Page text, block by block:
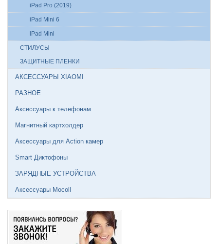
iPad Pro (2019)
iPad Mini 6
iPad Mini
СТИЛУСЫ
ЗАЩИТНЫЕ ПЛЕНКИ
АКСЕССУАРЫ XIAOMI
РАЗНОЕ
Аксессуары к телефонам
Магнитный картхолдер
Аксессуары для Action камер
Smart Диктофоны
ЗАРЯДНЫЕ УСТРОЙСТВА
Аксессуары Mocoll